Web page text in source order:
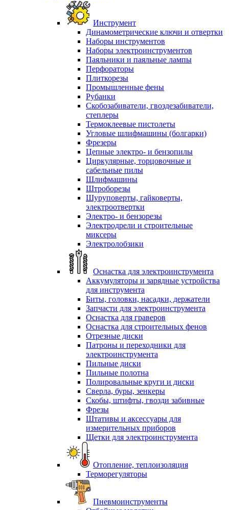
Инструмент
Динамометрические ключи и отвертки
Наборы инструментов
Наборы электроинструментов
Паяльники и паяльные лампы
Перфораторы
Плиткорезы
Промышленные фены
Рубанки
Скобозабиватели, гвоздезабиватели,
степлеры
Термоклеевые пистолеты
Угловые шлифмашины (болгарки)
Фрезеры
Цепные электро- и бензопилы
Циркулярные, торцовочные и
сабельные пилы
Шлифмашины
Штроборезы
Шуруповерты, гайковерты,
электроотвертки
Электро- и бензорезы
Электродрели и строительные
миксеры
Электролобзики
Оснастка для электроинструмента
Аккумуляторы и зарядные устройства
для инструмента
Биты, головки, насадки, держатели
Запчасти для электроинструмента
Оснастка для граверов
Оснастка для строительных фенов
Отрезные диски
Патроны и переходники для
электроинструмента
Пильные диски
Пильные полотна
Полировальные круги и диски
Сверла, буры, зенкеры
Скобы, штифты, гвозди забивные
Фрезы
Штативы и аксессуары для
измерительных приборов
Щетки для электроинструмента
Отопление, теплоизоляция
Терморегуляторы
Пневмоинструменты